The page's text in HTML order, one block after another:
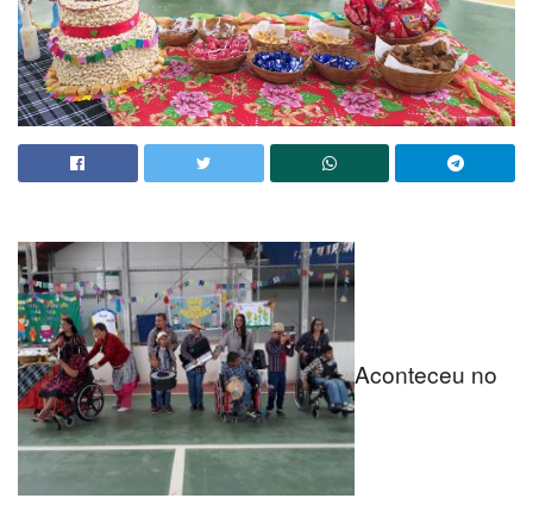
Aconteceu no